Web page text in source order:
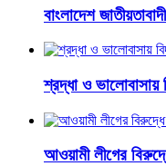
বাংলাদেশ
শ্রদ্ধা ও ভালোবাসায়
আওয়ামী লীগের